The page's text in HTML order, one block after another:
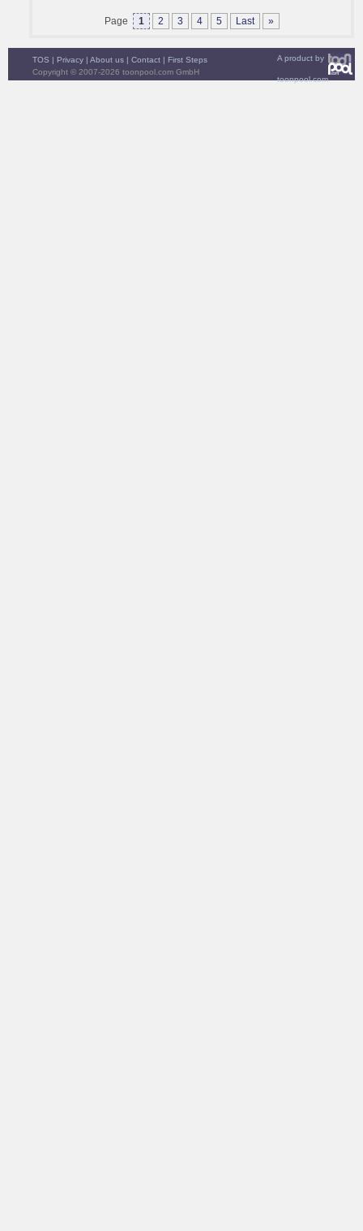
Page 1 2 3 4 5 Last »
A product by
toonpool.com
TOS | Privacy | About us | Contact | First Steps
Copyright © 2007-2026 toonpool.com GmbH